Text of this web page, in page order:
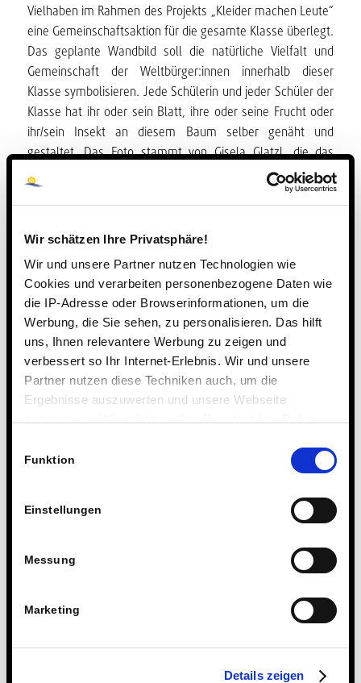
Wir schätzen Ihre Privatsphäre!
Wir und unsere Partner nutzen Technologien wie
Cookies und verarbeiten personenbezogene Daten wie
die IP-Adresse oder Browserinformationen, um die
Werbung, die Sie sehen, zu personalisieren. Das hilft
uns, Ihnen relevantere Werbung zu zeigen und
verbessert so Ihr Internet-Erlebnis. Wir und unsere
Partner nutzen diese Techniken auch, um die
Ergebnisse auszuwerten und unsere Webseite
Technologien.
Funktion
Einstellungen
Messung
Marketing
Details zeigen
Vielhaben im Rahmen des Projekts „Kleider machen Leute“
eine Gemeinschaftsaktion für die gesamte Klasse überlegt.
Das geplante Wandbild soll die natürliche Vielfalt und
Gemeinschaft der Weltbürger:innen innerhalb dieser
Klasse symbolisieren. Jede Schülerin und jeder Schüler der
Klasse hat ihr oder sein Blatt, ihre oder seine Frucht oder
ihr/sein Insekt an diesem Baum selber genäht und
gestaltet. Das Foto stammt von Gisela Glatzl, die das
Nähprojekt tatkräftig seit vielen Jahren ehrenamtlich
unterstützt.
15. FEBRUAR 2024